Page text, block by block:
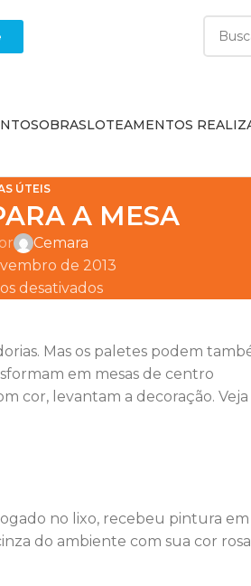
OBRASLOTEAMENTOS
ÚTEIS
A MESA
Cemara
de 2013
desativados
Mas os paletes podem
em mesas de centro
cor, levantam a decoração. Veja
no lixo, recebeu pintura em
do ambiente com sua cor